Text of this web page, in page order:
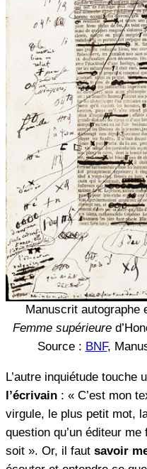
Manuscrit autographe
Femme supérieure
Source : BNF,
L’autre inquiétude touche
l’écrivain : « C’est mon
virgule, le plus petit mot,
question qu’un éditeur
soit ». Or, il faut savoir